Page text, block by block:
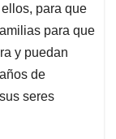
para que
para que
y puedan
de
seres